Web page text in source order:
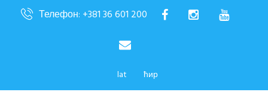
Телефон: +381 36 601 200
lat ћир